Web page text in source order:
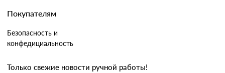
Покупателям
Безопасность и
конфедициальность
Только свежие новости ручной работы!